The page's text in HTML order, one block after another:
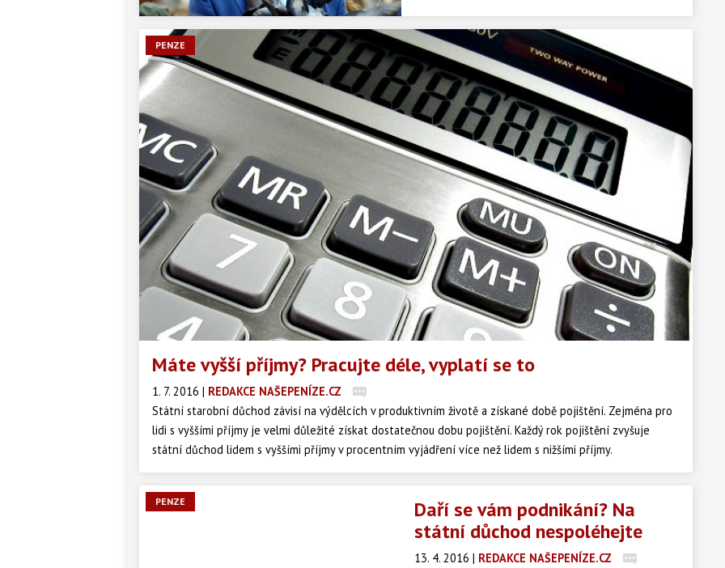
příští rok pro lidi s vysokými příjmy bude při
zohlednění valorizace méně výhodný.
PENZE
Máte vyšší příjmy? Pracujte déle, vyplatí se to
1. 7. 2016 | REDAKCE NAŠEPENÍZE.CZ
Státní starobní důchod závisí na výdělcích v produktivním životě a získané době pojištění. Zejména pro
lidi s vyššími příjmy je velmi důležité získat dostatečnou dobu pojištění. Každý rok pojištění zvyšuje
státní důchod lidem s vyššími příjmy v procentním vyjádření více než lidem s nižšími příjmy.
PENZE
Daří se vám podnikání? Na
státní důchod nespoléhejte
13. 4. 2016 | REDAKCE NAŠEPENÍZE.CZ